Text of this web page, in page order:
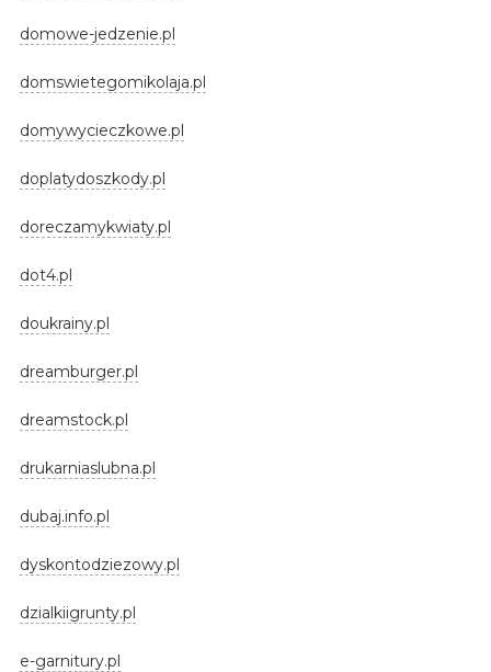
domowe-jedzenie.pl
domswietegomikolaja.pl
domywycieczkowe.pl
doplatydoszkody.pl
doreczamykwiaty.pl
dot4.pl
doukrainy.pl
dreamburger.pl
dreamstock.pl
drukarniaslubna.pl
dubaj.info.pl
dyskontodziezowy.pl
dzialkiigrunty.pl
e-garnitury.pl